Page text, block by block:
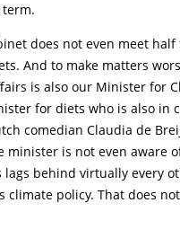
does not even meet half
And to make matters
is also our Minister for
for diets who is also in
comedian Claudia de
minister is not even aware
lags behind virtually every
climate policy. That does